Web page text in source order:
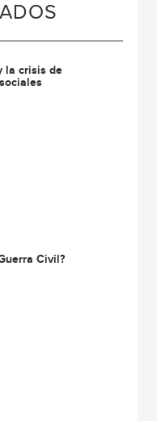
la crisis de
Civil?